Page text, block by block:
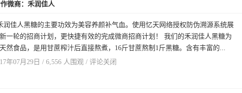
微商：禾润佳人
润佳人黑糖的主要功效为美容养颜补气血。使用忆天网络授权防伪溯源系统展
一轮的招商计划，更快捷有效的完成微商招商计划！ 我们的​‌‌禾润佳人黑糖为
然食品，是用甘蔗榨汁后直接熬煮，16斤甘蔗熬制1斤黑糖。含有丰富的...
年07月29日 / 6,556 人围观 / 评论关闭